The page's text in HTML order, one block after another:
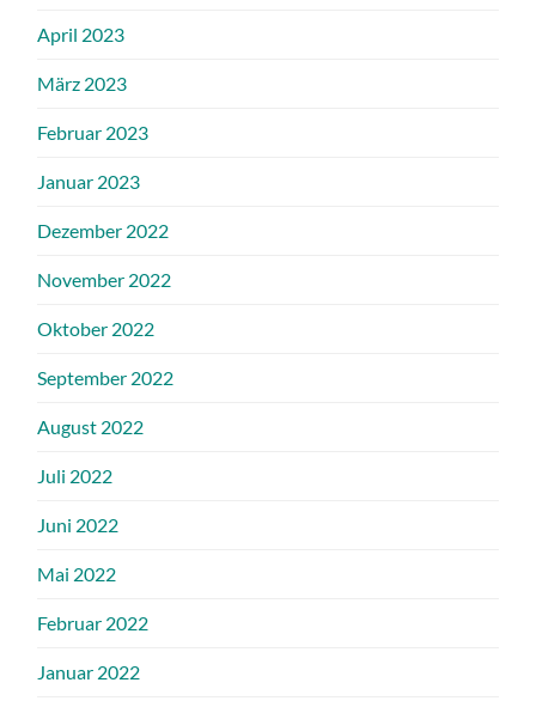
April 2023
März 2023
Februar 2023
Januar 2023
Dezember 2022
November 2022
Oktober 2022
September 2022
August 2022
Juli 2022
Juni 2022
Mai 2022
Februar 2022
Januar 2022